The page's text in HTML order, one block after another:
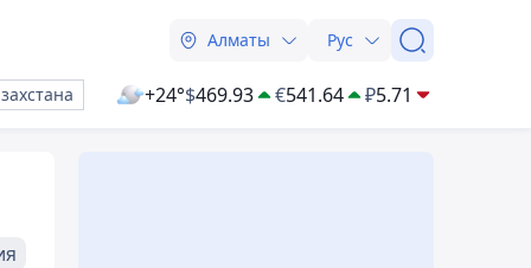
Алматы Рус
+24°$469.93 €541.64 ₽5.71